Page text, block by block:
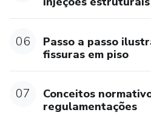
06
Passo a passo
fissuras em piso
07
Conceitos
regulamentações